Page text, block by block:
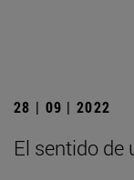
28 | 09 | 2022
El sentido de